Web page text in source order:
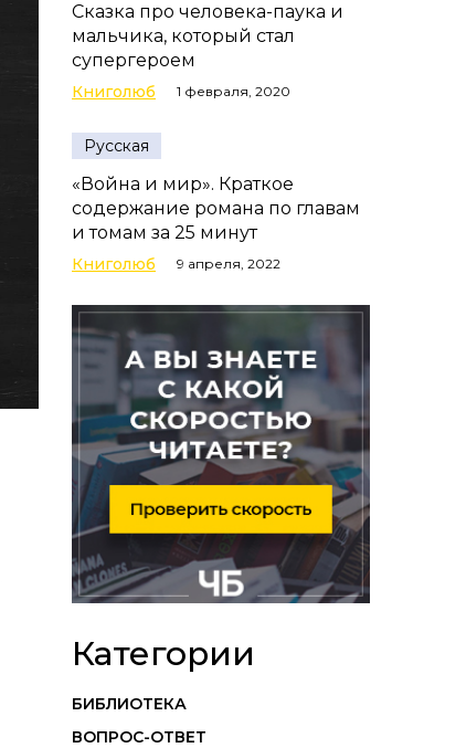
Сказка про человека-паука и
мальчика, который стал
супергероем
Книголюб 1 февраля, 2020
Русская
«Война и мир». Краткое
содержание романа по главам
и томам за 25 минут
Книголюб 9 апреля, 2022
Категории
БИБЛИОТЕКА
ВОПРОС-ОТВЕТ